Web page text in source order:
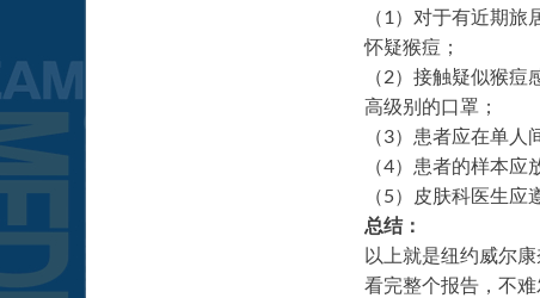
（1）对于有近期
怀疑猴痘；
（2）接触疑似猴
高级别的口罩；
（3）患者应在单人
（4）患者的样本
（5）皮肤科医生应
总结：
以上就是纽约威尔康
看完整个报告，不